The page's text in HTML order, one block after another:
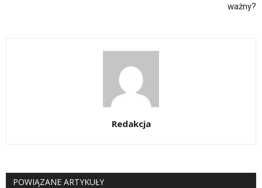
ważny?
Redakcja
POWIĄZANE ARTYKUŁY